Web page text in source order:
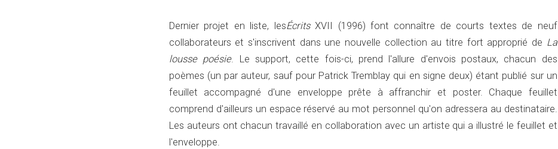
Dernier projet en liste, lesÉcritsXVII (1996) font connaître de courts textes de neuf
collaborateurs et s'inscrivent dans une nouvelle collection au titre fort approprié de La
lousse poésie. Le support, cette fois-ci, prend l'allure d'envois postaux, chacun des
poèmes (un par auteur, sauf pour Patrick Tremblay qui en signe deux) étant publié sur un
feuillet accompagné d'une enveloppe prête à affranchir et poster. Chaque feuillet
comprend d'ailleurs un espace réservé au mot personnel qu'on adressera au destinataire.
Les auteurs ont chacun travaillé en collaboration avec un artiste qui a illustré le feuillet et
l'enveloppe.